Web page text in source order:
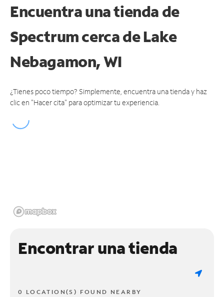
Encuentra una tienda de
Spectrumcerca de Lake
Nebagamon, WI
¿Tienes poco tiempo? Simplemente, encuentra una tienda y haz
clic en "Hacer cita" para optimizar tu experiencia.
Encontrar una tienda
0 LOCATION(S) FOUND NEARBY